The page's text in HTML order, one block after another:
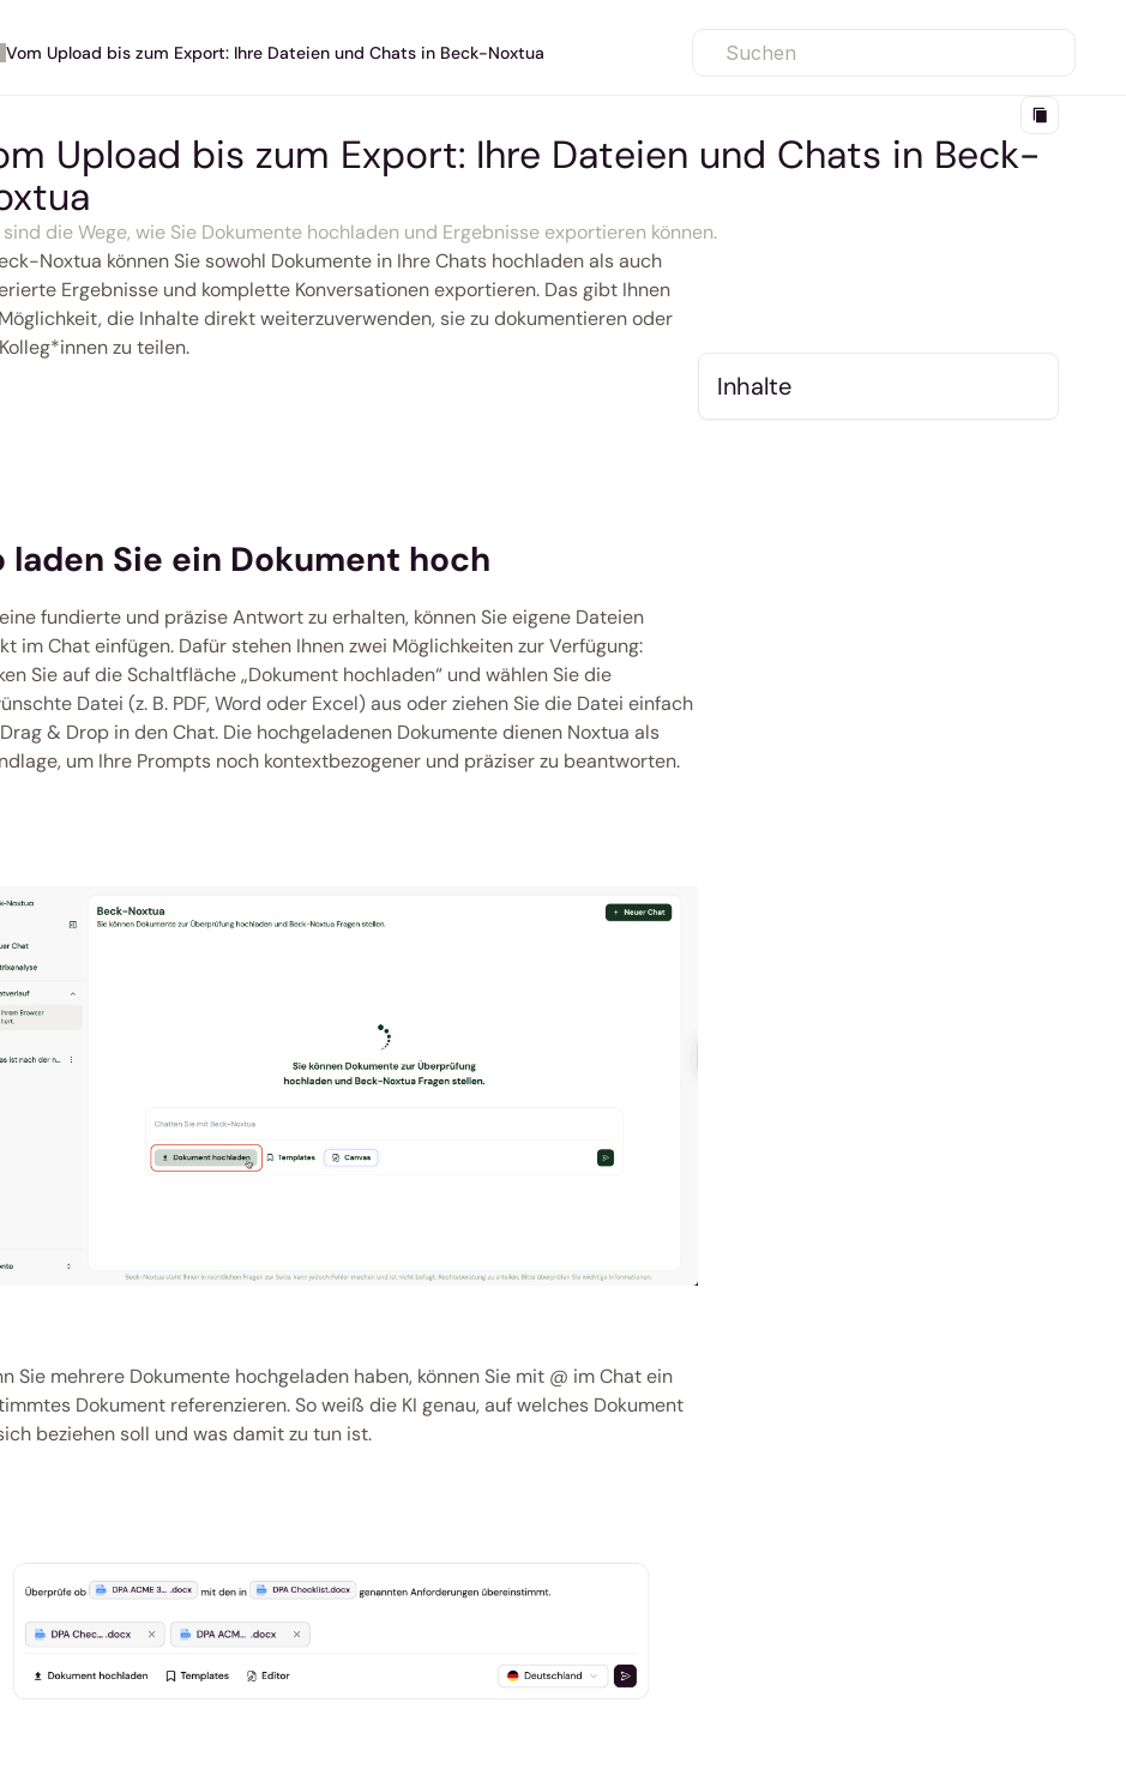
Vom Upload bis zum Export: Ihre Dateien und Chats in Beck-Noxtua Suchen
Upload bis zum Export: Ihre Dateien und Chats in Beck-
sind die Wege, wie Sie Dokumente hochladen und Ergebnisse exportieren können.
Noxtua können Sie sowohl Dokumente in Ihre Chats hochladen als auch
Ergebnisse und komplette Konversationen exportieren. Das gibt Ihnen
die Inhalte direkt weiterzuverwenden, sie zu dokumentieren oder
zu teilen.
laden Sie ein Dokument hoch
fundierte und präzise Antwort zu erhalten, können Sie eigene Dateien
im Chat einfügen. Dafür stehen Ihnen zwei Möglichkeiten zur Verfügung:
Sie auf die Schaltfläche „Dokument hochladen“ und wählen Sie die
Datei (z. B. PDF, Word oder Excel) aus oder ziehen Sie die Datei einfach
& Drop in den Chat. Die hochgeladenen Dokumente dienen Noxtua als
um Ihre Prompts noch kontextbezogener und präziser zu beantworten.
Sie mehrere Dokumente hochgeladen haben, können Sie mit @ im Chat ein
Dokument referenzieren. So weiß die KI genau, auf welches Dokument
beziehen soll und was damit zu tun ist.
Inhalte